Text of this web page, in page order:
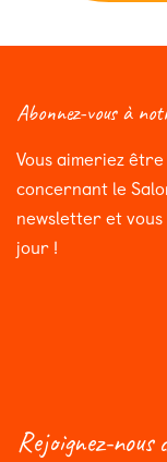
Abonnez-vous à
Vous aimeriez
concernant le
newsletter et
jour !
Rejoignez-